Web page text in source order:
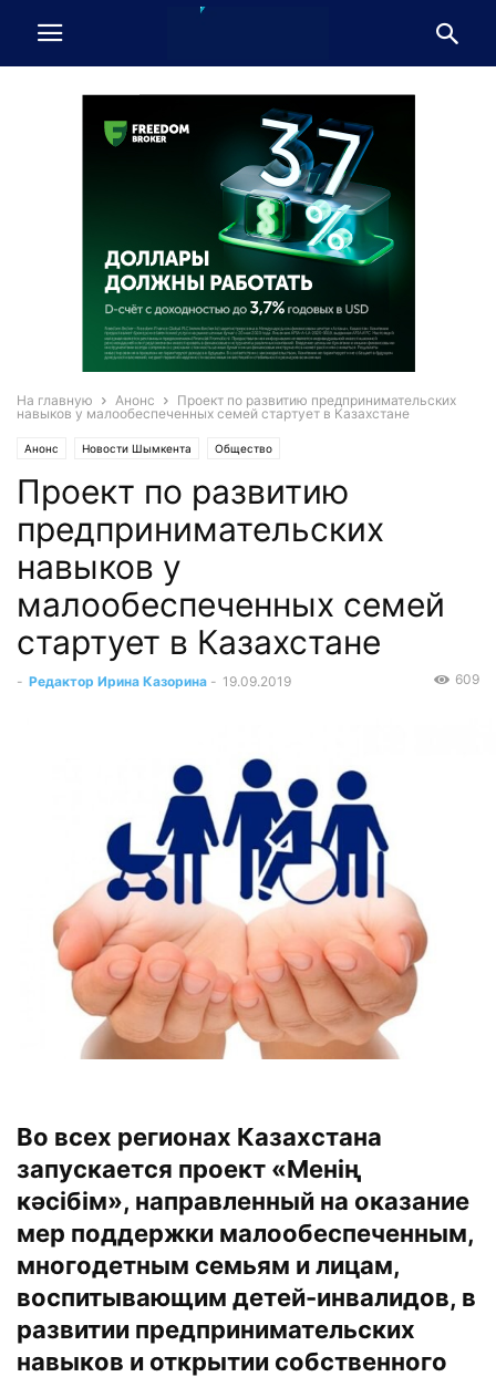
На главную Анонс
Проект по развитию предпринимательских
навыков у малообеспеченных семей стартует в Казахстане
Анонс Новости Шымкента Общество
Проект по развитию
предпринимательских
навыков у
малообеспеченных семей
стартует в Казахстане
- Редактор Ирина Казорина - 19.09.2019 609
Во всех регионах Казахстана
запускается проект «Менің
кәсібім», направленный на оказание
мер поддержки малообеспеченным,
многодетным семьям и лицам,
воспитывающим детей-инвалидов, в
развитии предпринимательских
навыков и открытии собственного